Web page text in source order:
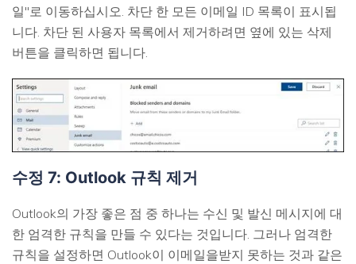
일"로 이동하십시오. 차단 한 모든 이메일 ID 목록이 표시됩
니다. 차단 된 사용자 목록에서 제거하려면 옆에 있는 삭제
버튼을 클릭하면 됩니다.
수정 7: Outlook 규칙 제거
Outlook의 가장 좋은 점 중 하나는 수신 및 발신 메시지에 대
한 엄격한 규칙을 만들 수 있다는 것입니다. 그러나 엄격한
규칙을 설정하면 Outlook이 이메일을받지 못하는 것과 같은